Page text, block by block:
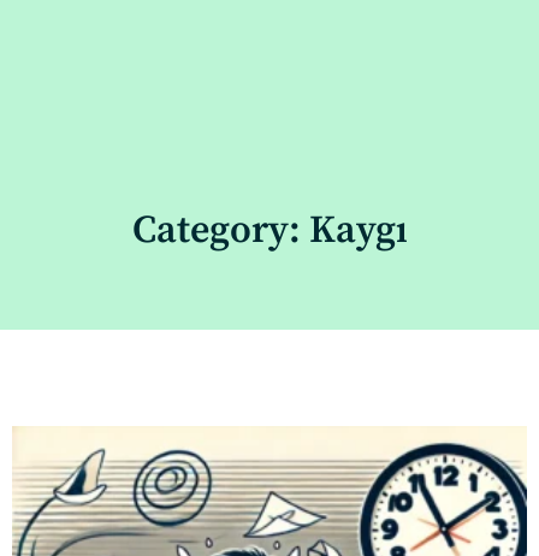
Category: Kaygı